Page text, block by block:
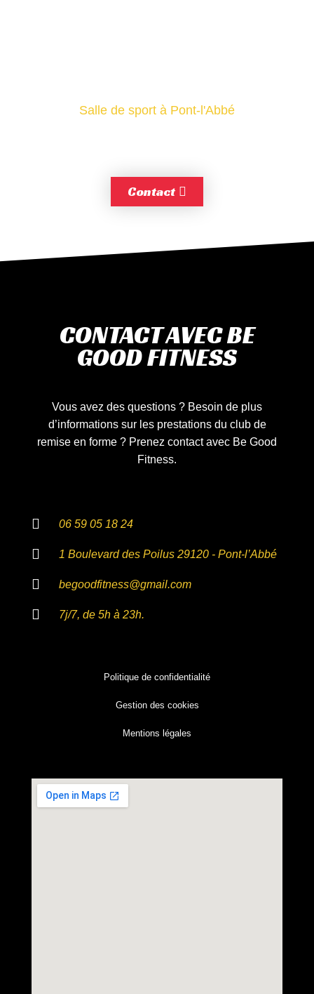
Salle de sport à Pont-l'Abbé
Contact
CONTACT AVEC BE
GOOD FITNESS
Vous avez des questions ? Besoin de plus
d’informations sur les prestations du club de
remise en forme ? Prenez contact avec Be Good
Fitness.
06 59 05 18 24
1 Boulevard des Poilus 29120 - Pont-l’Abbé
begoodfitness@gmail.com
7j/7, de 5h à 23h.
Politique de confidentialité
Gestion des cookies
Mentions légales